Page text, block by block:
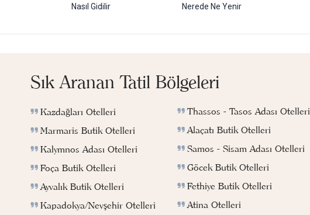
Nasıl Gidilir
Nerede Ne Yenir
Sık Aranan Tatil Bölgeleri
Kazdağları Otelleri
Marmaris Butik Otelleri
Kalymnos Adası Otelleri
Foça Butik Otelleri
Ayvalık Butik Otelleri
Kapadokya/Nevşehir Otelleri
Thassos - Tasos Adası Otelleri
Alaçatı Butik Otelleri
Samos - Sisam Adası Otelleri
Göcek Butik Otelleri
Fethiye Butik Otelleri
Atina Otelleri